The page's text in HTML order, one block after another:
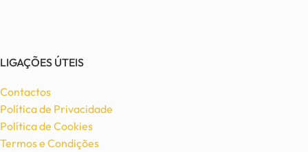
LIGAÇÕES ÚTEIS
Contactos
Política de Privacidade
Política de Cookies
Termos e Condições